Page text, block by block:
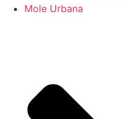
Mole Urbana